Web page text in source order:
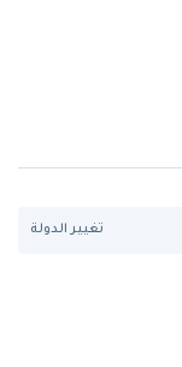
تغيير الدولة